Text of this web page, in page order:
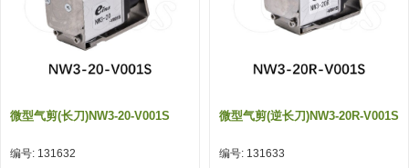
微型气剪(长刀)NW3-20-V001S
编号: 131632
微型气剪(逆长刀)NW3-20R-V001S
编号: 131633
立体框架SUS方钢・方钢端盖・
连接金具 (15)
微型开关・限位开关 (6)
L型安装版(限位开关用) (4)
光电传感器 (2)
光电区域传感器 (1)
矩形气缸用配件
缓冲材料
吸盘(嵌入式)